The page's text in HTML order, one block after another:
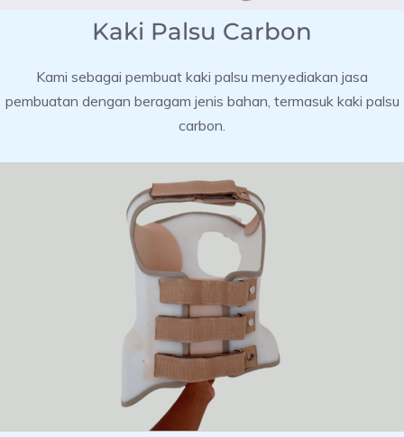
Kaki Palsu Carbon
Kami sebagai pembuat kaki palsu menyediakan jasa
pembuatan dengan beragam jenis bahan, termasuk kaki palsu
carbon.